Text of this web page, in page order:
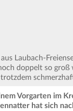
Laubach-
doppelt so groß
Vorgarten im
hat sich